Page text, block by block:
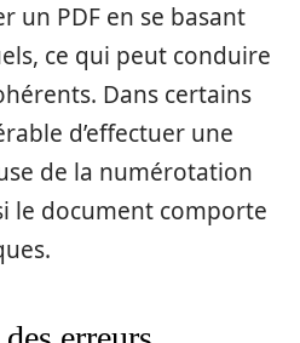
un PDF en se basant
ce qui peut conduire
Dans certains
d’effectuer une
de la numérotation
le document comporte